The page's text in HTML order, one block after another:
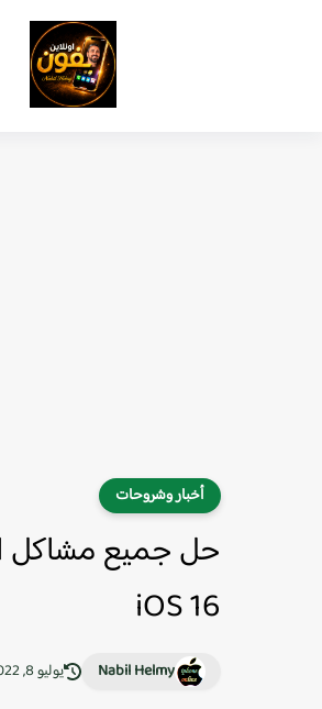
أخبار وشروحات
حل جميع مشاكل
iOS 16
Nabil Helmy يوليو 8, 2022